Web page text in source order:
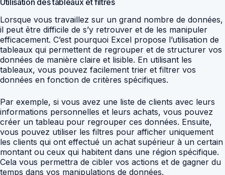
Lorsque vous travaillez sur un grand nombre de données,
il peut être difficile de s’y retrouver et de les manipuler
efficacement. C’est pourquoi Excel propose l’utilisation de
tableaux qui permettent de regrouper et de structurer vos
données de manière claire et lisible. En utilisant les
tableaux, vous pouvez facilement trier et filtrer vos
données en fonction de critères spécifiques.
Par exemple, si vous avez une liste de clients avec leurs
informations personnelles et leurs achats, vous pouvez
créer un tableau pour regrouper ces données. Ensuite,
vous pouvez utiliser les filtres pour afficher uniquement
les clients qui ont effectué un achat supérieur à un certain
montant ou ceux qui habitent dans une région spécifique.
Cela vous permettra de cibler vos actions et de gagner du
temps dans vos manipulations de données.